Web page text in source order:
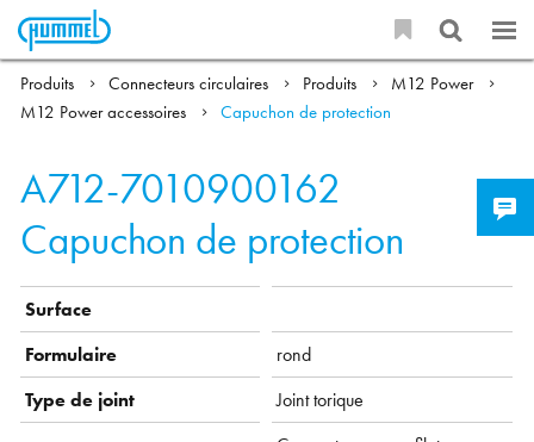
Produits Connecteurs circulaires Produits
M12 Power
M12 Power accessoires
Capuchon de protection
A712-7010900162
Capuchon de protection
Surface
Formulaire
rond
Type de joint
Joint torique